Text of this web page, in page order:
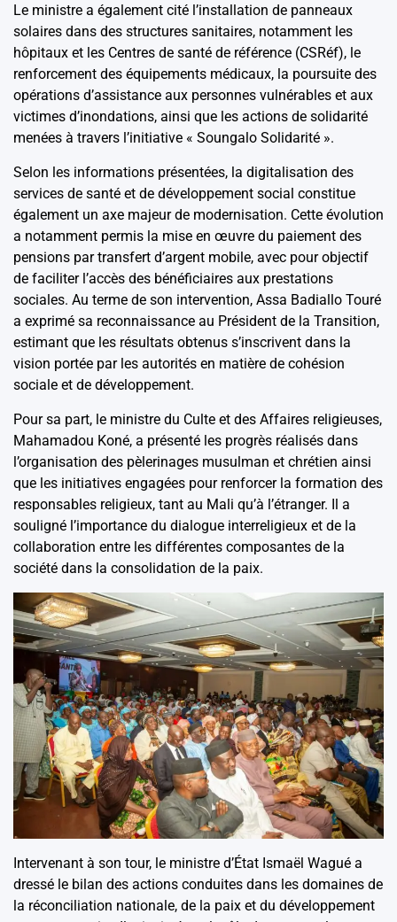
Le ministre a également cité l’installation de panneaux
solaires dans des structures sanitaires, notamment les
hôpitaux et les Centres de santé de référence (CSRéf), le
renforcement des équipements médicaux, la poursuite des
opérations d’assistance aux personnes vulnérables et aux
victimes d’inondations, ainsi que les actions de solidarité
menées à travers l’initiative « Soungalo Solidarité ».
Selon les informations présentées, la digitalisation des
services de santé et de développement social constitue
également un axe majeur de modernisation. Cette évolution
a notamment permis la mise en œuvre du paiement des
pensions par transfert d’argent mobile, avec pour objectif
de faciliter l’accès des bénéficiaires aux prestations
sociales. Au terme de son intervention, Assa Badiallo Touré
a exprimé sa reconnaissance au Président de la Transition,
estimant que les résultats obtenus s’inscrivent dans la
vision portée par les autorités en matière de cohésion
sociale et de développement.
Pour sa part, le ministre du Culte et des Affaires religieuses,
Mahamadou Koné, a présenté les progrès réalisés dans
l’organisation des pèlerinages musulman et chrétien ainsi
que les initiatives engagées pour renforcer la formation des
responsables religieux, tant au Mali qu’à l’étranger. Il a
souligné l’importance du dialogue interreligieux et de la
collaboration entre les différentes composantes de la
société dans la consolidation de la paix.
Intervenant à son tour, le ministre d’État Ismaël Wagué a
dressé le bilan des actions conduites dans les domaines de
la réconciliation nationale, de la paix et du développement